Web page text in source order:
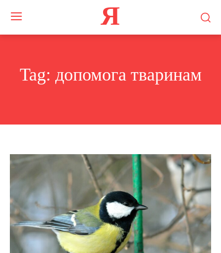
Я
Tag: допомога тваринам